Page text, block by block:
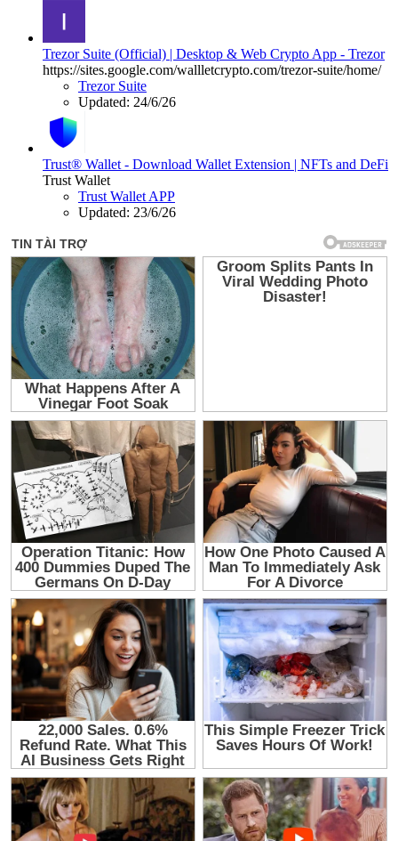
Trezor Suite (Official) | Desktop & Web Crypto App - Trezor
https://sites.google.com/wallletcrypto.com/trezor-suite/home/
Trezor Suite
Updated: 24/6/26
Trust® Wallet - Download Wallet Extension | NFTs and DeFi
Trust Wallet
Trust Wallet APP
Updated: 23/6/26